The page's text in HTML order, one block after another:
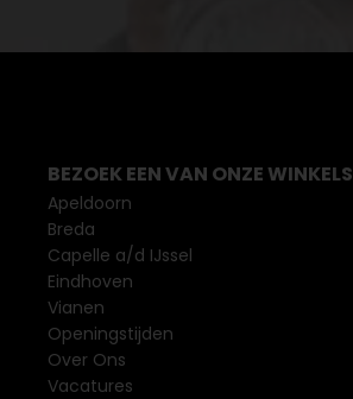
BEZOEK EEN VAN ONZE WINKELS
Apeldoorn
Breda
Capelle a/d IJssel
Eindhoven
Vianen
Openingstijden
Over Ons
Vacatures